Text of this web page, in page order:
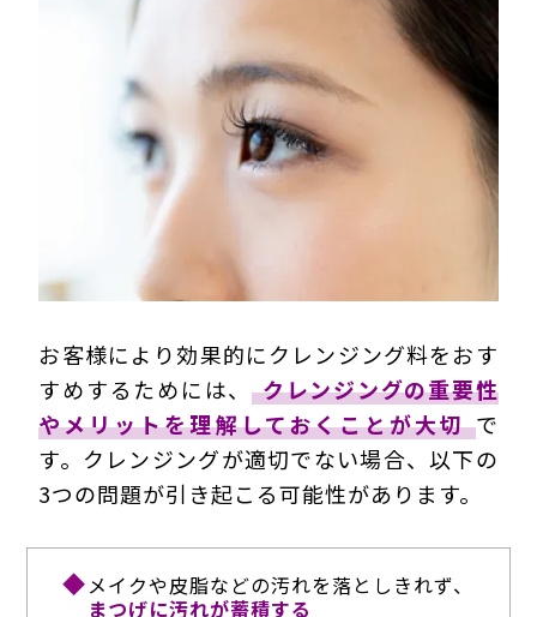
お客様により効果的にクレンジング料をおす
すめするためには、 クレンジングの重要性
やメリットを理解しておくことが大切 で
す。クレンジングが適切でない場合、以下の
3つの問題が引き起こる可能性があります。
メイクや皮脂などの汚れを落としきれず、
まつげに汚れが蓄積する